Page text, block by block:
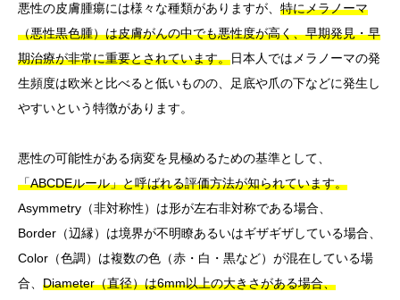
悪性の皮膚腫瘍には様々な種類がありますが、 特にメラノーマ
（悪性黒色腫）は皮膚がんの中でも悪性度が高く、早期発見・早
期治療が非常に重要とされています。日本人ではメラノーマの発
生頻度は欧米と比べると低いものの、足底や爪の下などに発生し
やすいという特徴があります。
悪性の可能性がある病変を見極めるための基準として、
「ABCDEルール」と呼ばれる評価方法が知られています。
Asymmetry（非対称性）は形が左右非対称である場合、
Border（辺縁）は境界が不明瞭あるいはギザギザしている場合、
Color（色調）は複数の色（赤・白・黒など）が混在している場
合、 Diameter（直径）は6mm以上の大きさがある場合、